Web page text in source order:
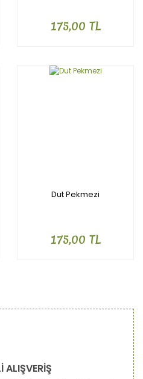
175,00 TL
Dut Pekmezi
175,00 TL
ALIŞVERİŞ